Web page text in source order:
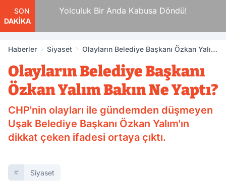
SON
DAKİKA
Yolculuk Bir Anda Kabusa Döndü!
Haberler Siyaset
Olayların Belediye Başkanı Özkan Yalım
Olayların Belediye Başkanı
Özkan Yalım Bakın Ne Yaptı?
CHP'nin olayları ile gündemden düşmeyen
Uşak Belediye Başkanı Özkan Yalım'ın
dikkat çeken ifadesi ortaya çıktı.
Siyaset